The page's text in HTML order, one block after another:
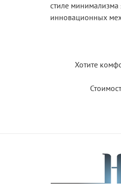
стиле минимализма
инновационных
Хотите